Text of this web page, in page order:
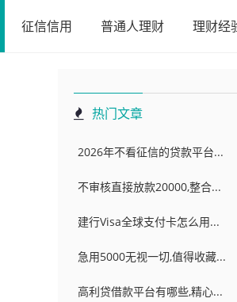
征信信用 普通人理财 理财经
热门文章
2026年不看征信的贷款平台...
不审核直接放款20000,整合...
建行Visa全球支付卡怎么用...
急用5000无视一切,值得收藏...
高利贷借款平台有哪些,精心...